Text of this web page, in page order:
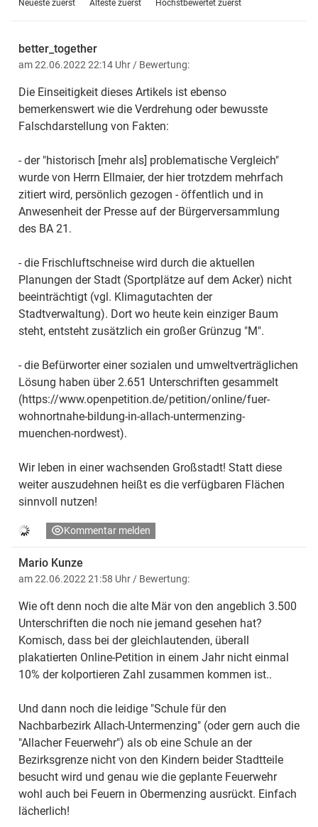
Neueste zuerst Älteste zuerst Höchstbewertet zuerst
better_together
am 22.06.2022 22:14 Uhr / Bewertung:
Die Einseitigkeit dieses Artikels ist ebenso
bemerkenswert wie die Verdrehung oder bewusste
Falschdarstellung von Fakten:
- der "historisch [mehr als] problematische Vergleich"
wurde von Herrn Ellmaier, der hier trotzdem mehrfach
zitiert wird, persönlich gezogen - öffentlich und in
Anwesenheit der Presse auf der Bürgerversammlung
des BA 21.
- die Frischluftschneise wird durch die aktuellen
Planungen der Stadt (Sportplätze auf dem Acker) nicht
beeinträchtigt (vgl. Klimagutachten der
Stadtverwaltung). Dort wo heute kein einziger Baum
steht, entsteht zusätzlich ein großer Grünzug "M".
- die Befürworter einer sozialen und umweltverträglichen
Lösung haben über 2.651 Unterschriften gesammelt
(https://www.openpetition.de/petition/online/fuer-
wohnortnahe-bildung-in-allach-untermenzing-
muenchen-nordwest).
Wir leben in einer wachsenden Großstadt! Statt diese
weiter auszudehnen heißt es die verfügbaren Flächen
sinnvoll nutzen!
Kommentar melden
Mario Kunze
am 22.06.2022 21:58 Uhr / Bewertung:
Wie oft denn noch die alte Mär von den angeblich 3.500
Unterschriften die noch nie jemand gesehen hat?
Komisch, dass bei der gleichlautenden, überall
plakatierten Online-Petition in einem Jahr nicht einmal
10% der kolportieren Zahl zusammen kommen ist..
Und dann noch die leidige "Schule für den
Nachbarbezirk Allach-Untermenzing" (oder gern auch die
"Allacher Feuerwehr") als ob eine Schule an der
Bezirksgrenze nicht von den Kindern beider Stadtteile
besucht wird und genau wie die geplante Feuerwehr
wohl auch bei Feuern in Obermenzing ausrückt. Einfach
lächerlich!